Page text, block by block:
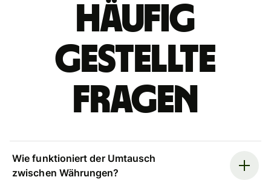
Häufig
gestellte
Fragen
Wie funktioniert der Umtausch
zwischen Währungen?